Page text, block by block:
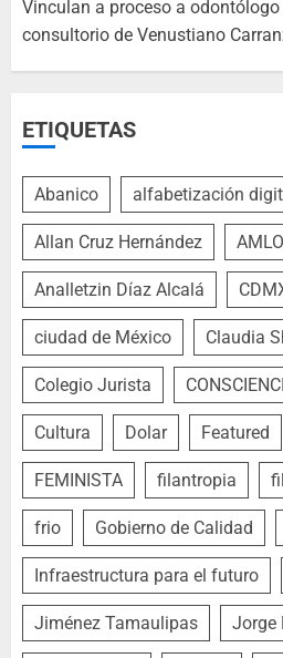
Vinculan a proceso a
consultorio de Venustiano
ETIQUETAS
Abanico alfabetización
Allan Cruz Hernández AMLO
Analletzin Díaz Alcalá
ciudad de México Claudia
Colegio Jurista
Cultura Dolar Featured
FEMINISTA filantropia
frio Gobierno de Calidad
Infraestructura para el futuro
Jiménez Tamaulipas Jorge